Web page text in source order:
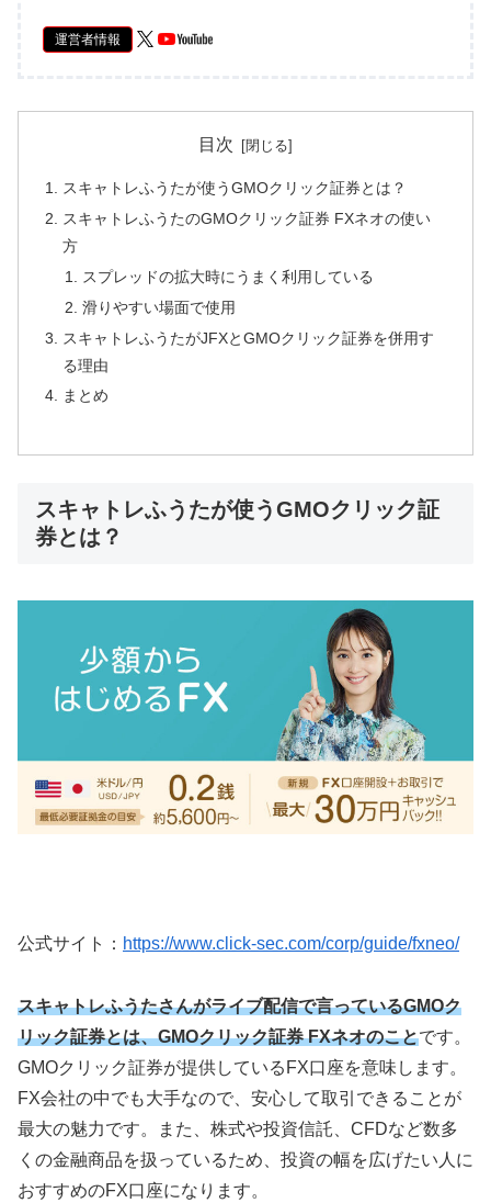
運営者情報
目次
スキャトレふうたが使うGMOクリック証券とは？
スキャトレふうたのGMOクリック証券 FXネオの使い
方
スプレッドの拡大時にうまく利用している
滑りやすい場面で使用
スキャトレふうたがJFXとGMOクリック証券を併用す
る理由
まとめ
スキャトレふうたが使うGMOクリック証
券とは？
公式サイト： https://www.click-sec.com/corp/guide/fxneo/
スキャトレふうたさんがライブ配信で言っているGMOク
リック証券とは、GMOクリック証券 FXネオのことです。
GMOクリック証券が提供しているFX口座を意味します。
FX会社の中でも大手なので、安心して取引できることが
最大の魅力です。また、株式や投資信託、CFDなど数多
くの金融商品を扱っているため、投資の幅を広げたい人に
おすすめのFX口座になります。